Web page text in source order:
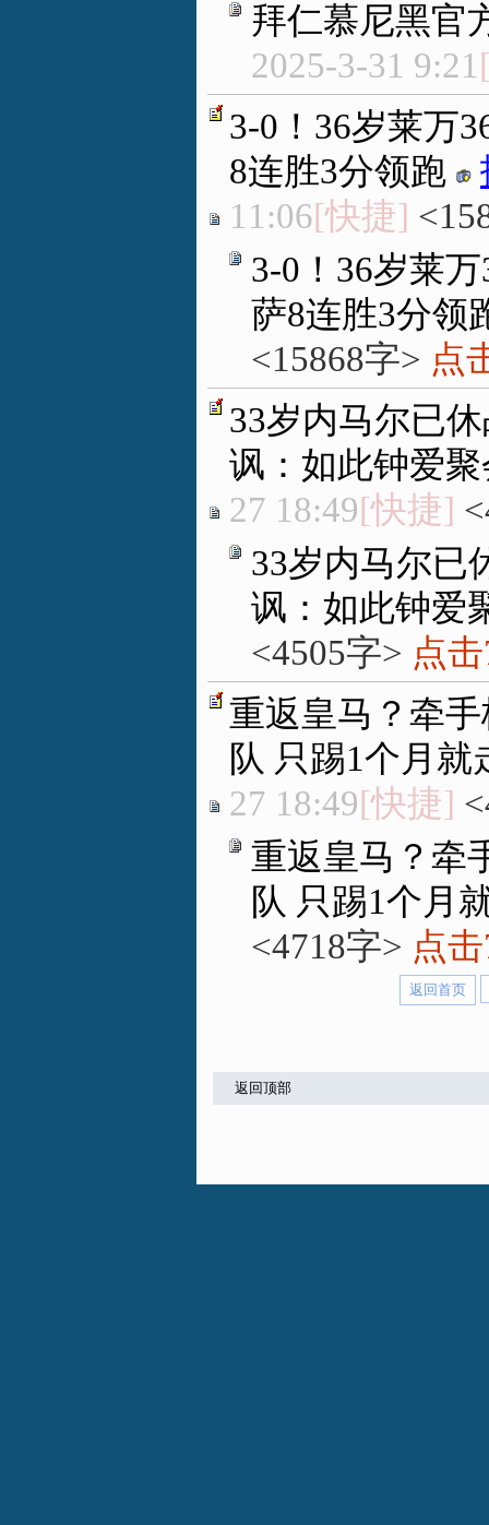
拜仁慕尼黑官
2025-3-31 9:21
3-0！36岁莱万
8连胜3分领跑
11:06[快捷]
3-0！36岁莱
萨8连胜3分领
<15868字> 点
33岁内马尔已
讽：如此钟爱
27 18:49[快捷]
33岁内马尔已
讽：如此钟爱
<4505字> 点
重返皇马？牵
队 只踢1个月就
27 18:49[快捷]
重返皇马？牵
队 只踢1个月
<4718字> 点
返回首页
返回顶部